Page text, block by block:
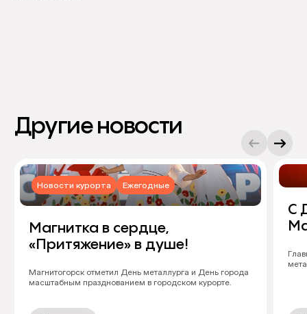
Другие новости
Новости курорта Ежегодные
Магнитка в сердце,
«Притяжение» в душе!
Магнитогорск отметил День металлурга и День города
масштабным празднованием в городском курорте.
С